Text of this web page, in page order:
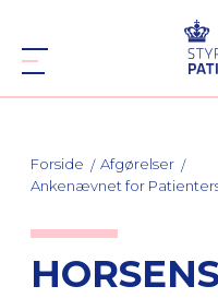
Forside
Afgørelser
Ankenævnet for